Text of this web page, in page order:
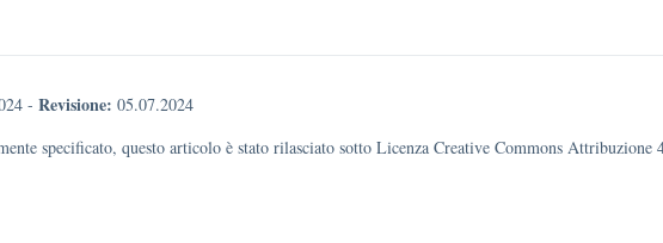
- Revisione: 05.07.2024
specificato, questo articolo è stato rilasciato sotto Licenza Creative Commons Attribuzione